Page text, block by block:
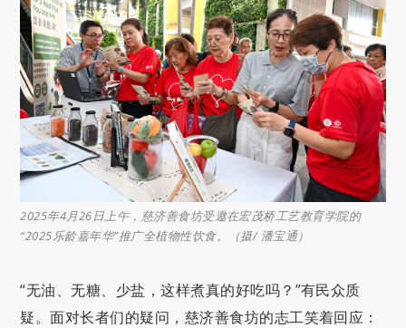
2025年4月26日上午，慈济善食坊受邀在宏茂桥工艺教育学院的
“2025乐龄嘉年华”推广全植物性饮食。（摄/ 潘宝通）
“无油、无糖、少盐，这样煮真的好吃吗？”有民众质
疑。面对长者们的疑问，慈济善食坊的志工笑着回应：